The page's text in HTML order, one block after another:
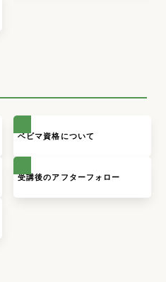
ベビマ資格について
受講後のアフターフォロー